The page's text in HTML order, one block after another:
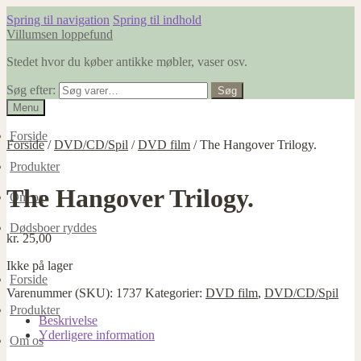
Spring til navigation Spring til indhold
Villumsen loppefund
Stedet hvor du køber antikke møbler, vaser osv.
Søg efter:
Søg
Menu
Forside
Produkter
Om os
Dødsboer ryddes
Forside
Produkter
Om os
Forside/DVD/CD/Spil /DVD film /The Hangover Trilogy.
The Hangover Trilogy.
kr.25,00
Ikke på lager
Varenummer (SKU): 1737 Kategorier: DVD film, DVD/CD/Spil
Beskrivelse
Yderligere information